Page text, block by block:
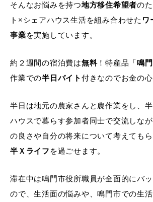
そんなお悩みを持つ地方移住希望者の
ト×シェアハウス生活を組み合わせた ワ
事業を実施しています。
約２週間の宿泊費は無料！特産品「鳴
作業での半日バイト 付きなのでお金の心
半日は地元の農家さんと農作業をし、
ハウスで暮らす参加者同士で交流しな
の良さや自分の将来について考えても
半Ｘライフ を過ごせます。
滞在中は鳴門市役所職員が全面的にバ
ので、生活面の悩みや、鳴門市での生